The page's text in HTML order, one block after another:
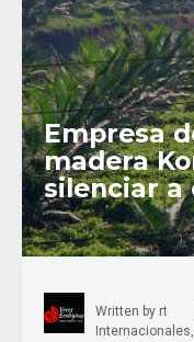
Empresa
madera
silenciar a
Written by rt
Internacionales,